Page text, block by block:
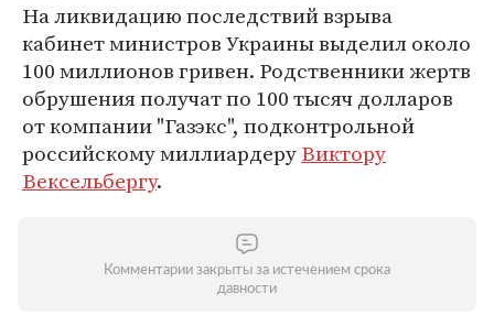
На ликвидацию последствий взрыва
кабинет министров Украины выделил около
100 миллионов гривен. Родственники жертв
обрушения получат по 100 тысяч долларов
от компании "Газэкс", подконтрольной
российскому миллиардеруВиктору
Вексельбергу.
Комментарии закрыты за истечением срока
давности